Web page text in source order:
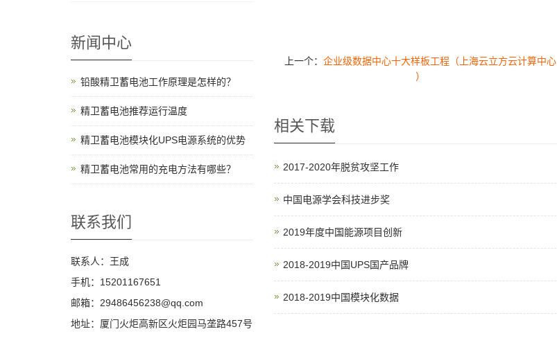
上一个：企业级数据中心十大样板工程（上海云立方云计算中心
）
相关下载
2017-2020年脱贫攻坚工作
中国电源学会科技进步奖
2019年度中国能源项目创新
2018-2019中国UPS国产品牌
2018-2019中国模块化数据
新闻中心
铅酸精卫蓄电池工作原理是怎样的？
精卫蓄电池推荐运行温度
精卫蓄电池模块化UPS电源系统的优势
精卫蓄电池常用的充电方法有哪些？
联系我们
联系人：王成
手机：15201167651
邮箱：29486456238@qq.com
地址：厦门火炬高新区火炬园马垄路457号